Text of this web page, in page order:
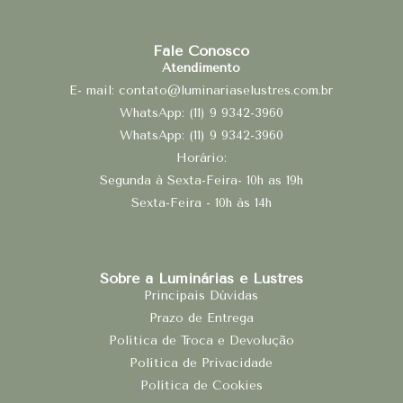
Fale Conosco
Atendimento
E- mail: contato@luminariaselustres.com.br
WhatsApp: (11) 9 9342-3960
WhatsApp: (11) 9 9342-3960
Horário:
Segunda à Sexta-Feira- 10h as 19h
Sexta-Feira - 10h às 14h
Sobre a Luminárias e Lustres
Principais Dúvidas
Prazo de Entrega
Política de Troca e Devolução
Política de Privacidade
Política de Cookies